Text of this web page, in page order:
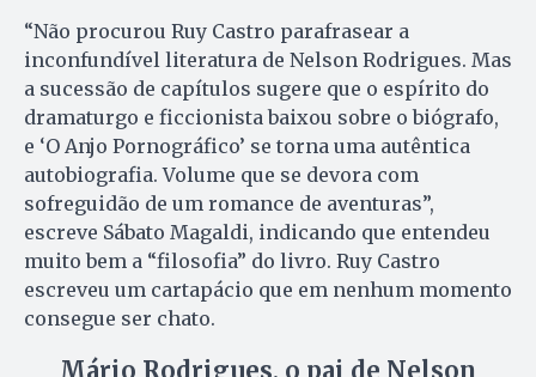
“Não procurou Ruy Castro parafrasear a
inconfundível literatura de Nelson Rodrigues. Mas
a sucessão de capítulos sugere que o espírito do
dramaturgo e ficcionista baixou sobre o biógrafo,
e ‘O Anjo Pornográfico’ se torna uma autêntica
autobiografia. Volume que se devora com
sofreguidão de um romance de aventuras”,
escreve Sábato Magaldi, indicando que entendeu
muito bem a “filosofia” do livro. Ruy Castro
escreveu um cartapácio que em nenhum momento
consegue ser chato.
Mário Rodrigues, o pai de Nelson